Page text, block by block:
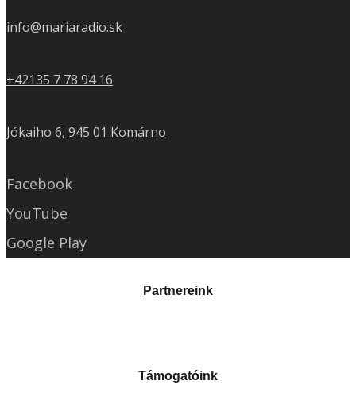
info@mariaradio.sk
+42135 7 78 94 16
Jókaiho 6, 945 01 Komárno
Facebook
YouTube
Google Play
Partnereink
Támogatóink